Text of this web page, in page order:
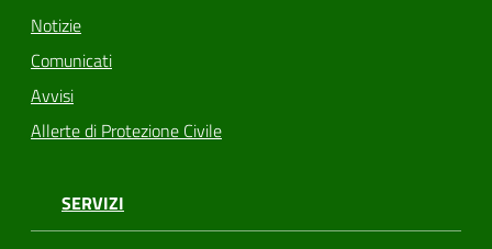
Notizie
Comunicati
Avvisi
Allerte di Protezione Civile
SERVIZI